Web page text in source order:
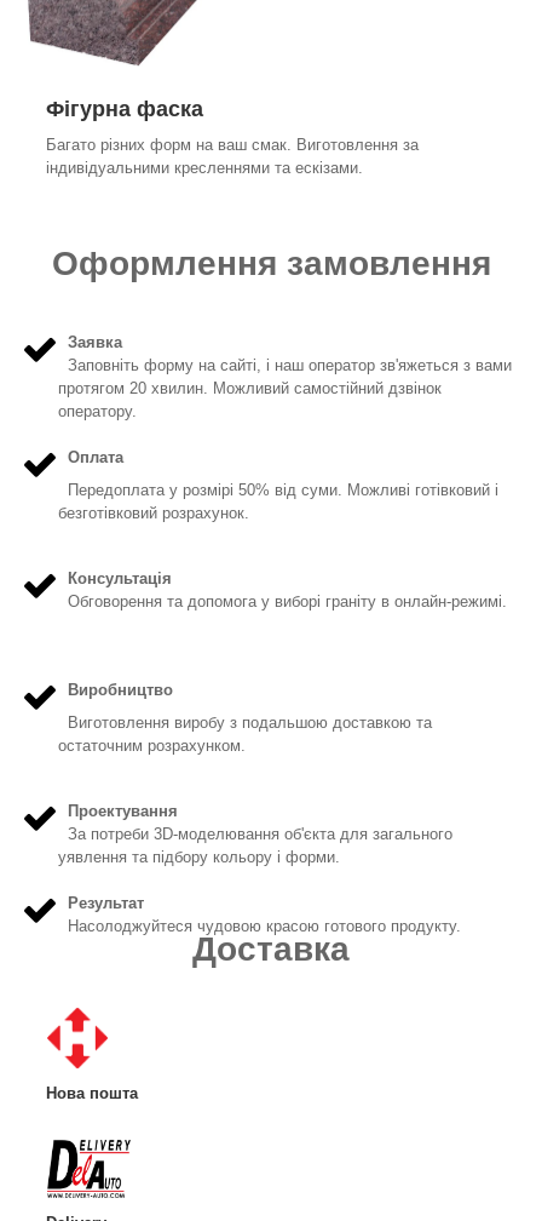
Фігурна фаска
Багато різних форм на ваш смак. Виготовлення за
індивідуальними кресленнями та ескізами.
Оформлення замовлення
Заявка
Заповніть форму на сайті, і наш оператор зв'яжеться з вами
протягом 20 хвилин. Можливий самостійний дзвінок
оператору.
Оплата
Передоплата у розмірі 50% від суми. Можливі готівковий і
безготівковий розрахунок.
Консультація
Обговорення та допомога у виборі граніту в онлайн-режимі.
Виробництво
Виготовлення виробу з подальшою доставкою та
остаточним розрахунком.
Проектування
За потреби 3D-моделювання об'єкта для загального
уявлення та підбору кольору і форми.
Результат
Насолоджуйтеся чудовою красою готового продукту.
Доставка
Нова пошта